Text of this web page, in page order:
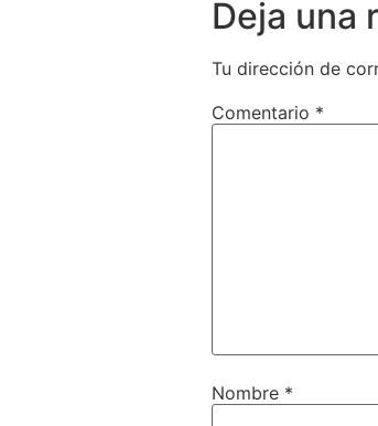
Deja una
Tu dirección de
Comentario *
Nombre *